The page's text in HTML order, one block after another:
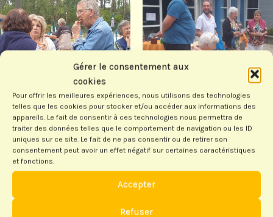
Gérer le consentement aux
cookies
Pour offrir les meilleures expériences, nous utilisons des technologies
telles que les cookies pour stocker et/ou accéder aux informations des
appareils. Le fait de consentir à ces technologies nous permettra de
traiter des données telles que le comportement de navigation ou les ID
uniques sur ce site. Le fait de ne pas consentir ou de retirer son
consentement peut avoir un effet négatif sur certaines caractéristiques
et fonctions.
Accepter
Refuser